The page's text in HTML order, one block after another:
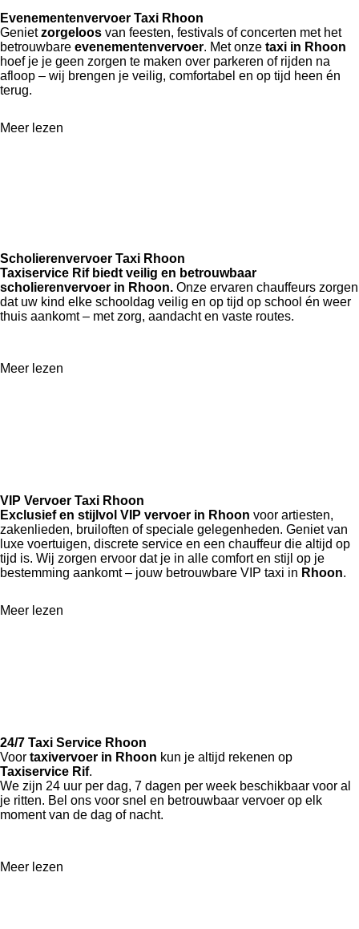
Evenementenvervoer Taxi Rhoon
Genietzorgeloos van feesten, festivals of concerten met het
betrouwbare evenementenvervoer. Met onze taxi in Rhoon
hoef je je geen zorgen te maken over parkeren of rijden na
afloop – wij brengen je veilig, comfortabel en op tijd heen én
terug.
Meer lezen
Scholierenvervoer Taxi Rhoon
Taxiservice Rif biedt veilig en betrouwbaar
scholierenvervoer in Rhoon. Onze ervaren chauffeurs zorgen
dat uw kind elke schooldag veilig en op tijd op school én weer
thuis aankomt – met zorg, aandacht en vaste routes.
Meer lezen
VIP Vervoer Taxi Rhoon
Exclusief en stijlvol VIP vervoer in Rhoon voor artiesten,
zakenlieden, bruiloften of speciale gelegenheden. Geniet van
luxe voertuigen, discrete service en een chauffeur die altijd op
tijd is. Wij zorgen ervoor dat je in alle comfort en stijl op je
bestemming aankomt – jouw betrouwbare VIP taxi in Rhoon.
Meer lezen
24/7 Taxi Service Rhoon
Voor taxivervoer in Rhoon kun je altijd rekenen op
Taxiservice Rif.
We zijn 24 uur per dag, 7 dagen per week beschikbaar voor al
je ritten. Bel ons voor snel en betrouwbaar vervoer op elk
moment van de dag of nacht.
Meer lezen